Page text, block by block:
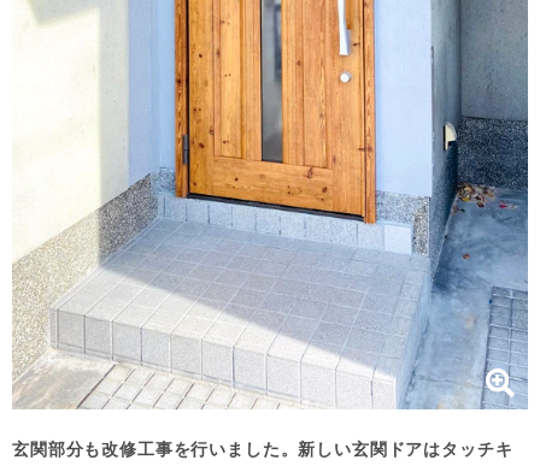
玄関部分も改修工事を行いました。新しい玄関ドアはタッチキ